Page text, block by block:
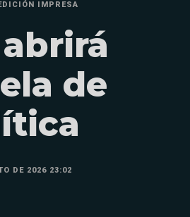
IMPRESA
de
DE 2026 23:02